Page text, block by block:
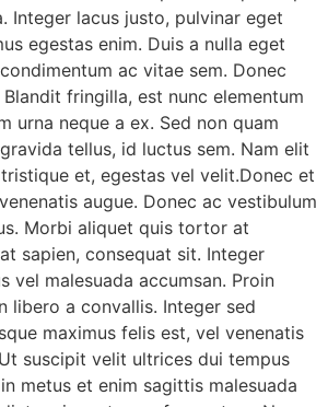
Integer lacus justo, pulvinar eget
egestas enim. Duis a nulla eget
ac vitae sem. Donec
fringilla, est nunc elementum
urna neque a ex. Sed non quam
tellus, id luctus sem. Nam elit
et, egestas vel velit.Donec et
augue. Donec ac vestibulum
Morbi aliquet quis tortor at
sapien, consequat sit. Integer
vel malesuada accumsan. Proin
libero a convallis. Integer sed
maximus felis est, vel venenatis
suscipit velit ultrices dui tempus
metus et enim sagittis malesuada